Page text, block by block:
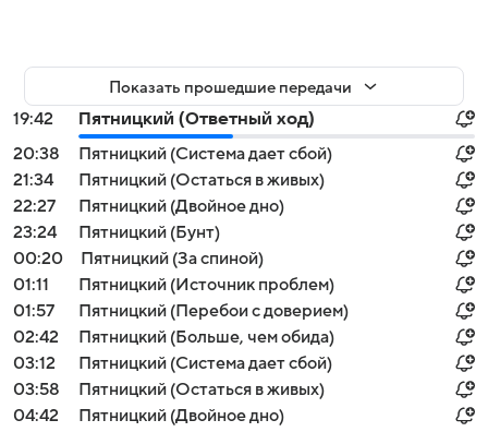
Показать прошедшие передачи
19:42
Пятницкий (Ответный ход)
20:38
Пятницкий (Система дает сбой)
21:34
Пятницкий (Остаться в живых)
22:27
Пятницкий (Двойное дно)
23:24
Пятницкий (Бунт)
00:20
Пятницкий (За спиной)
01:11
Пятницкий (Источник проблем)
01:57
Пятницкий (Перебои с доверием)
02:42
Пятницкий (Больше, чем обида)
03:12
Пятницкий (Система дает сбой)
03:58
Пятницкий (Остаться в живых)
04:42
Пятницкий (Двойное дно)